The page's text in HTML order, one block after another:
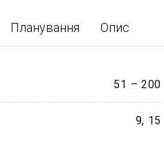
Планування Опис
51 – 200
9, 15